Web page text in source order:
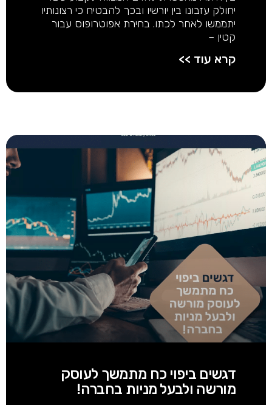
יחולק עזבונו בין יורשיו ובכך להבטיח כי רצונותיו
יתממשו לאחר לכתו. בחירת אפוטרופוס עבור
קטין –
קרא עוד >>
דגשים ביפוי כח מתמשך לעוסק
מורשה ולבעל מניות בחברה!